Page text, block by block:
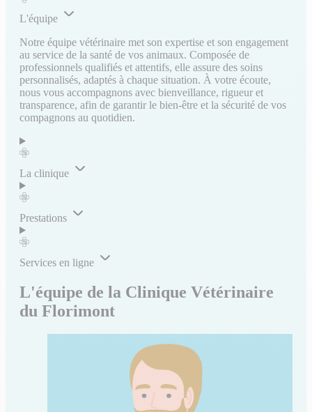
L'équipe
Notre équipe vétérinaire met son expertise et son engagement
au service de la santé de vos animaux. Composée de
professionnels qualifiés et attentifs, elle assure des soins
personnalisés, adaptés à chaque situation. À votre écoute,
nous vous accompagnons avec bienveillance, rigueur et
transparence, afin de garantir le bien-être et la sécurité de vos
compagnons au quotidien.
La clinique
Prestations
Services en ligne
L'équipe de la Clinique Vétérinaire
du Florimont